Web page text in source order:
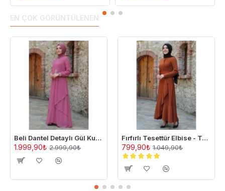
EN ÇOK GÖRÜNTÜLENEN
Beli Dantel Detaylı Gül Kurusu Tesettür Abiye Elbise
1.999,90₺ 2.999,90₺
Fırfırlı Tesettür Elbise - Taba
799,90₺ 1.049,90₺